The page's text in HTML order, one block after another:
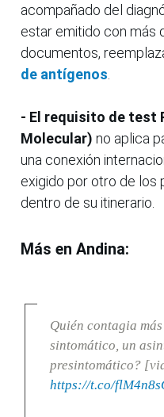
acompañado del
estar emitido con más
documentos,
de antígenos
- El requisito de test
Molecular) no aplica
una conexión
exigido por otro de los
dentro de su itinerario.
Más en Andina:
Quién contagia
sintomático, un
presintomático?
https://t.co/